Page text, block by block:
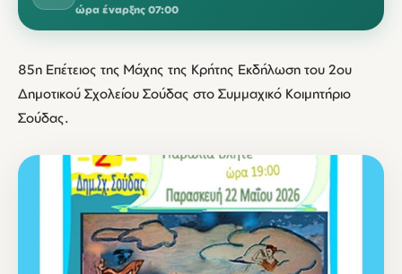
ώρα έναρξης 07:00
85η Επέτειος της Μάχης της Κρήτης Εκδήλωση του 2ου
Δημοτικού Σχολείου Σούδας στο Συμμαχικό Κοιμητήριο
Σούδας.